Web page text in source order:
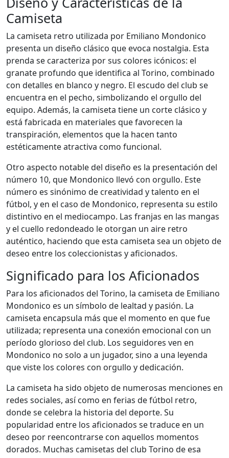
Camiseta
La camiseta retro utilizada por Emiliano Mondonico
presenta un diseño clásico que evoca nostalgia. Esta
prenda se caracteriza por sus colores icónicos: el
granate profundo que identifica al Torino, combinado
con detalles en blanco y negro. El escudo del club se
encuentra en el pecho, simbolizando el orgullo del
equipo. Además, la camiseta tiene un corte clásico y
está fabricada en materiales que favorecen la
transpiración, elementos que la hacen tanto
estéticamente atractiva como funcional.
Otro aspecto notable del diseño es la presentación del
número 10, que Mondonico llevó con orgullo. Este
número es sinónimo de creatividad y talento en el
fútbol, y en el caso de Mondonico, representa su estilo
distintivo en el mediocampo. Las franjas en las mangas
y el cuello redondeado le otorgan un aire retro
auténtico, haciendo que esta camiseta sea un objeto de
deseo entre los coleccionistas y aficionados.
Significado para los Aficionados
Para los aficionados del Torino, la camiseta de Emiliano
Mondonico es un símbolo de lealtad y pasión. La
camiseta encapsula más que el momento en que fue
utilizada; representa una conexión emocional con un
período glorioso del club. Los seguidores ven en
Mondonico no solo a un jugador, sino a una leyenda
que viste los colores con orgullo y dedicación.
La camiseta ha sido objeto de numerosas menciones en
redes sociales, así como en ferias de fútbol retro,
donde se celebra la historia del deporte. Su
popularidad entre los aficionados se traduce en un
deseo por reencontrarse con aquellos momentos
dorados. Muchas camisetas del club Torino de esa